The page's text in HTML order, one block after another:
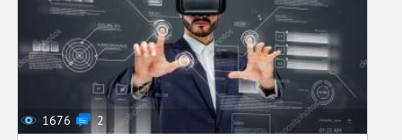
1676 2